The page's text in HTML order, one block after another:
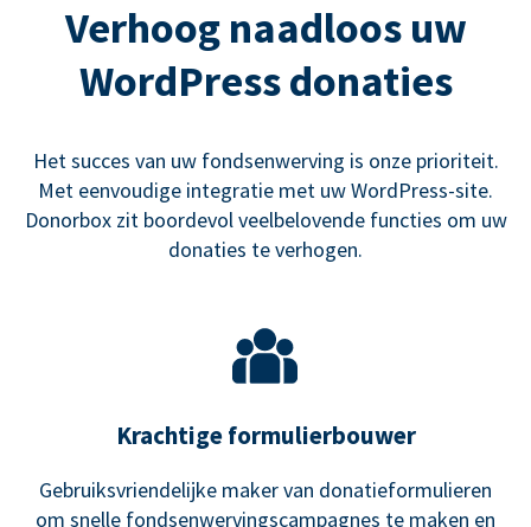
Verhoog naadloos uw
WordPress donaties
Het succes van uw fondsenwerving is onze prioriteit.
Met eenvoudige integratie met uw WordPress-site.
Donorbox zit boordevol veelbelovende functies om uw
donaties te verhogen.
Krachtige formulierbouwer
Gebruiksvriendelijke maker van donatieformulieren
om snelle fondsenwervingscampagnes te maken en